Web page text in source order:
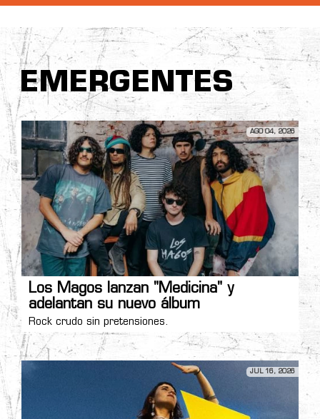
EMERGENTES
AGO 04, 2026
Los Magos lanzan "Medicina" y
adelantan su nuevo álbum
Rock crudo sin pretensiones.
JUL 16, 2026